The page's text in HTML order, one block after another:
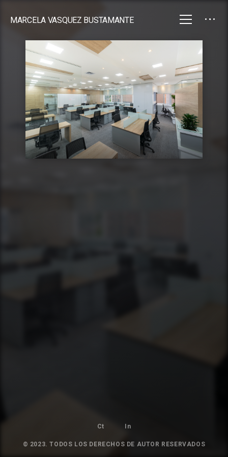
MARCELA VASQUEZ BUSTAMANTE
Ct In
© 2023. TODOS LOS DERECHOS DE AUTOR RESERVADOS